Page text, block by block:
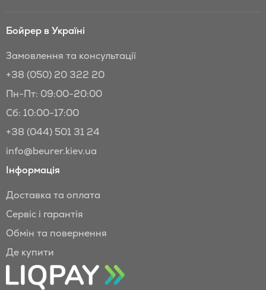
Бойрер в Україні
Замовлення та консультації
+38 (050) 20 322 20
Пн-Пт: 09:00-20:00
Сб: 10:00-17:00
+38 (044) 501 31 24
info@beurer.kiev.ua
Інформація
Доставка та оплата
Сервіс і гарантія
Обмін та повернення
Де купити